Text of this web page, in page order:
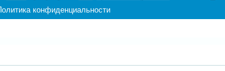
конфиденциальности